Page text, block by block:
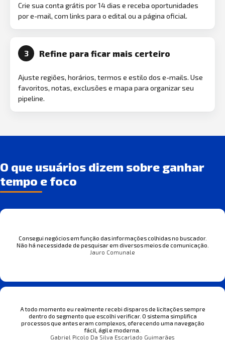
Crie sua conta grátis por 14 dias e receba oportunidades
por e-mail, com links para o edital ou a página oficial.
3 Refine para ficar mais certeiro
Ajuste regiões, horários, termos e estilo dos e-mails. Use
favoritos, notas, exclusões e mapa para organizar seu
pipeline.
O que usuários dizem sobre ganhar
tempo e foco
Consegui negócios em função das informações colhidas no buscador.
Não há necessidade de pesquisar em diversos meios de comunicação.
Jauro Comunale
A todo momento eu realmente recebi disparos de licitações sempre
dentro do segmento que escolhi verificar. O sistema simplifica
processos que antes eram complexos, oferecendo uma navegação
fácil, ágil e moderna.
Gabriel Picolo Da Silva Escarlado Guimarães